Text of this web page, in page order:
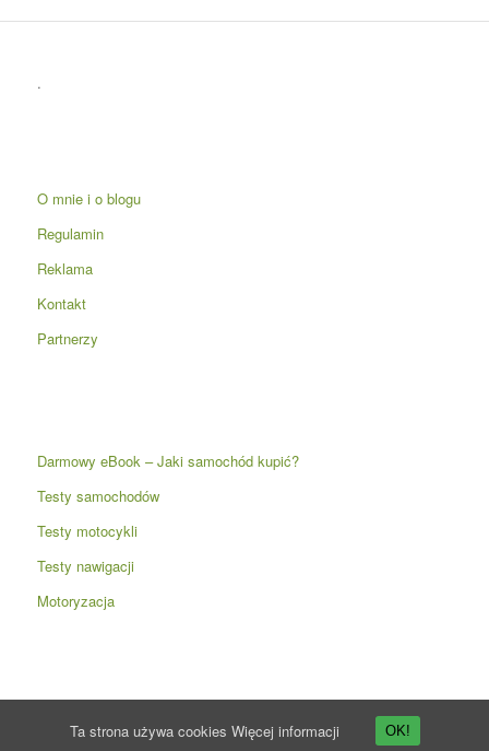
.
O mnie i o blogu
Regulamin
Reklama
Kontakt
Partnerzy
Darmowy eBook – Jaki samochód kupić?
Testy samochodów
Testy motocykli
Testy nawigacji
Motoryzacja
© Copyright -Przyspieszenie.pl
Ta strona używa cookies Więcej informacji OK!